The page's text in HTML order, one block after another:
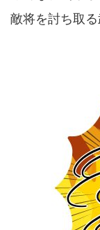
敵将を討ち取